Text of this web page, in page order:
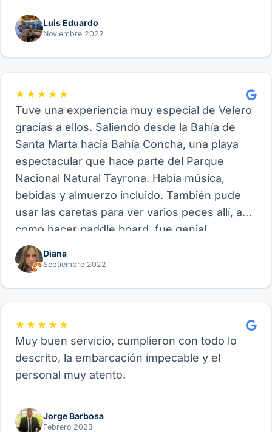
Luis Eduardo
Noviembre 2022
★★★★★
Tuve una experiencia muy especial de Velero
gracias a ellos. Saliendo desde la Bahía de
Santa Marta hacia Bahía Concha, una playa
espectacular que hace parte del Parque
Nacional Natural Tayrona. Había música,
bebidas y almuerzo incluido. También pude
usar las caretas para ver varios peces allí, así
como hacer paddle board, fue genial.
Recomiendo este proveedor y su experiencia
de Velero, funcional para amigos, parejas o
Diana
Septiembre 2022
★★★★★
Muy buen servicio, cumplieron con todo lo
descrito, la embarcación impecable y el
personal muy atento.
Jorge Barbosa
Febrero 2023